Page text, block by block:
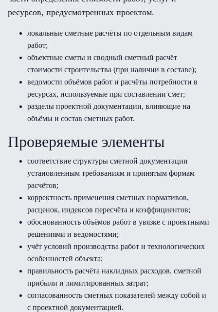
ресурсов, предусмотренных проектом.
локальные сметные расчёты по отдельным видам
работ;
объектные сметы и сводный сметный расчёт
стоимости строительства (при наличии в составе);
ведомости объёмов работ и расчёты потребности в
ресурсах, используемые при составлении смет;
разделы проектной документации, влияющие на
объёмы и состав сметных работ.
Проверяемые элементы
соответствие структуры сметной документации
установленным требованиям и принятым формам
расчётов;
корректность применения сметных нормативов,
расценок, индексов пересчёта и коэффициентов;
обоснованность объёмов работ в увязке с проектными
решениями и ведомостями;
учёт условий производства работ и технологических
особенностей объекта;
правильность расчёта накладных расходов, сметной
прибыли и лимитированных затрат;
согласованность сметных показателей между собой и
с проектной документацией.